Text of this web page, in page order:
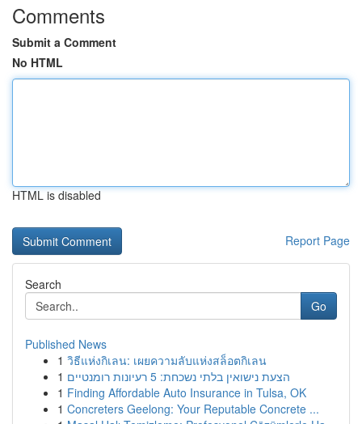
Comments
Submit a Comment
No HTML
HTML is disabled
Report Page
Search
Go
Published News
1 วิธีแห่งกิเลน: เผยความลับแห่งสล็อตกิเลน
1
הצעת נישואין בלתי נשכחת: 5 רעיונות רומנטיים
1 Finding Affordable Auto Insurance in Tulsa, OK
1 Concreters Geelong: Your Reputable Concrete ...